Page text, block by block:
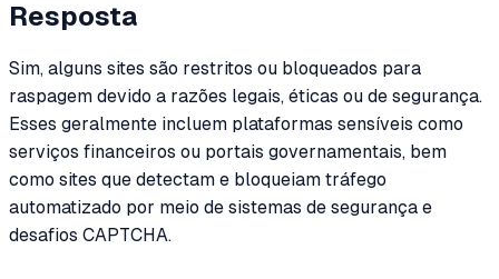
Resposta
Sim, alguns sites são restritos ou bloqueados para
raspagem devido a razões legais, éticas ou de segurança.
Esses geralmente incluem plataformas sensíveis como
serviços financeiros ou portais governamentais, bem
como sites que detectam e bloqueiam tráfego
automatizado por meio de sistemas de segurança e
desafios CAPTCHA.